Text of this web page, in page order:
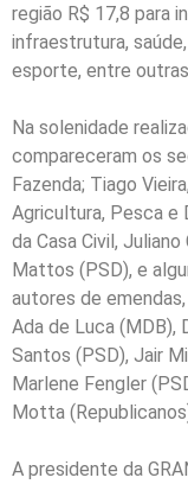
região R$ 17,8 para
infraestrutura,
esporte, entre outras.
Na solenidade
compareceram os
Fazenda; Tiago
Agricultura, Pesca e
da Casa Civil,
Mattos (PSD), e
autores de
Ada de Luca (MDB),
Santos (PSD), Jair
Marlene Fengler
Motta
A presidente da